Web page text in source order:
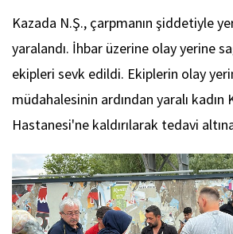
Kazada N.Ş., çarpmanın şiddetiyle
yaralandı. İhbar üzerine olay yerine
ekipleri sevk edildi. Ekiplerin olay
müdahalesinin ardından yaralı kadın
Hastanesi'ne kaldırılarak tedavi altına